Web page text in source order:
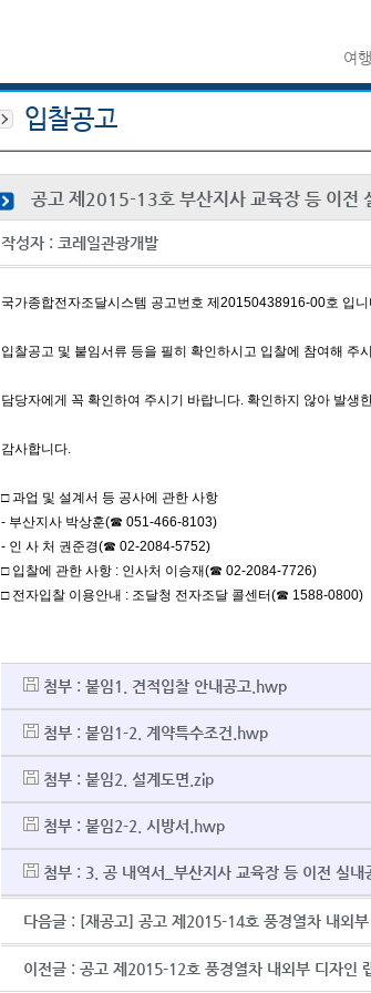
여
입찰공고
공고 제2015-13호 부산지사 교육장 등 이전
작성자 : 코레일관광개발
국가종합전자조달시스템 공고번호 제20150438916-00호 입니
입찰공고 및 붙임서류 등을 필히 확인하시고 입찰에 참여해 주
담당자에게 꼭 확인하여 주시기 바랍니다. 확인하지 않아 발생
감사합니다.
□ 과업 및 설계서 등 공사에 관한 사항
- 부산지사 박상훈(☎ 051-466-8103)
- 인 사 처 권준경(☎ 02-2084-5752)
□ 입찰에 관한 사항 : 인사처 이승재(☎ 02-2084-7726)
□ 전자입찰 이용안내 : 조달청 전자조달 콜센터(☎ 1588-0800)
첨부 : 붙임1. 견적입찰 안내공고.hwp
첨부 : 붙임1-2. 계약특수조건.hwp
첨부 : 붙임2. 설계도면.zip
첨부 : 붙임2-2. 시방서.hwp
첨부 : 3. 공 내역서_부산지사 교육장 등 이전 실내
다음글 : [재공고] 공고 제2015-14호 풍경열차 내외
이전글 : 공고 제2015-12호 풍경열차 내외부 디자인